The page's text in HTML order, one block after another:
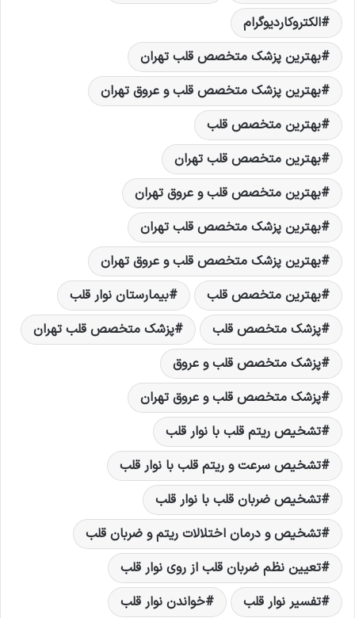
الکتروکاردیوگرام
بهترين پزشک متخصص قلب تهران
بهترين پزشک متخصص قلب و عروق تهران
بهترين متخصص قلب
بهترين متخصص قلب تهران
بهترين متخصص قلب و عروق تهران
بهترین پزشک متخصص قلب تهران
بهترین پزشک متخصص قلب و عروق تهران
بهترین متخصص قلب
بیمارستان نوار قلب
پزشک متخصص قلب
پزشک متخصص قلب تهران
پزشک متخصص قلب و عروق
پزشک متخصص قلب و عروق تهران
تشخیص ریتم قلب با نوار قلب
تشخیص سرعت و ریتم قلب با نوار قلب
تشخیص ضربان قلب با نوار قلب
تشخیص و درمان اختلالات ریتم و ضربان قلب
تعیین نظم ضربان قلب از روی نوار قلب
تفسیر نوار قلب
خواندن نوار قلب